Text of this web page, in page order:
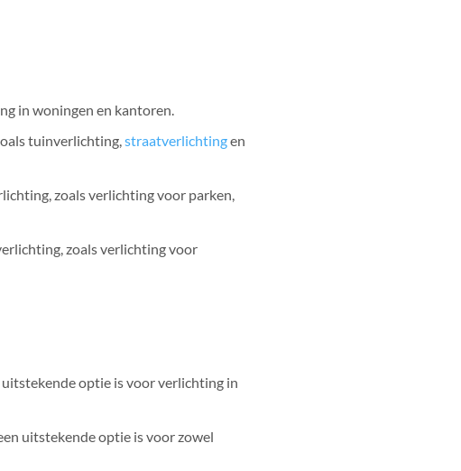
in woningen en kantoren.
tuinverlichting,straatverlichtingen
zoals verlichting voor parken,
zoals verlichting voor
optie is voor verlichting in
uitstekende optie is voor zowel